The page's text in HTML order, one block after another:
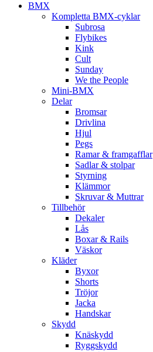
BMX
Kompletta BMX-cyklar
Subrosa
Flybikes
Kink
Cult
Sunday
We the People
Mini-BMX
Delar
Bromsar
Drivlina
Hjul
Pegs
Ramar & framgafflar
Sadlar & stolpar
Styrning
Klämmor
Skruvar & Muttrar
Tillbehör
Dekaler
Lås
Boxar & Rails
Väskor
Kläder
Byxor
Shorts
Tröjor
Jacka
Handskar
Skydd
Knäskydd
Ryggskydd